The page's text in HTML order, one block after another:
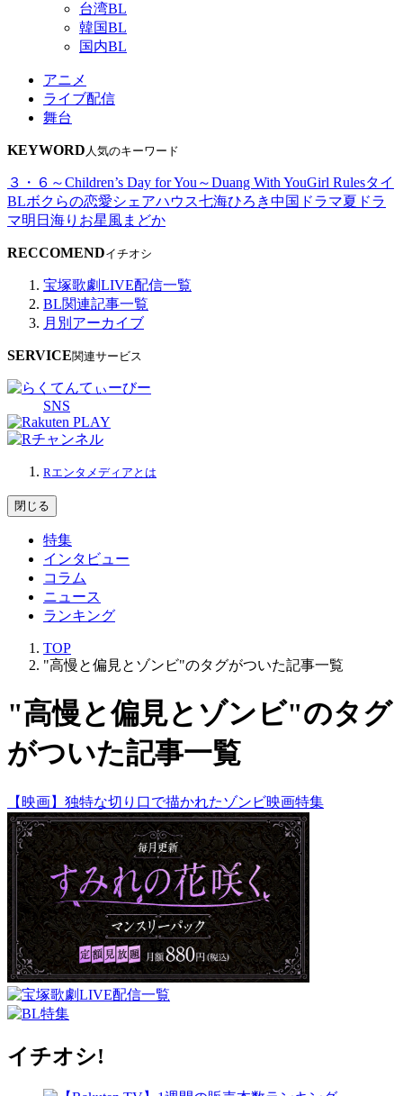
台湾BL
韓国BL
国内BL
アニメ
ライブ配信
舞台
KEYWORD 人気のキーワード
３・６～Children’s Day for You～Duang With YouGirl Rulesタイ
BLボクらの恋愛シェアハウス七海ひろき中国ドラマ夏ドラ
マ明日海りお星風まどか
RECCOMENDイチオシ
宝塚歌劇LIVE配信一覧
BL関連記事一覧
月別アーカイブ
SERVICE関連サービス
SNS
Rエンタメディアとは
閉じる
特集
インタビュー
コラム
ニュース
ランキング
TOP
"高慢と偏見とゾンビ"のタグがついた記事一覧
"高慢と偏見とゾンビ"のタグ
がついた記事一覧
【映画】独特な切り口で描かれたゾンビ映画特集
イチオシ!